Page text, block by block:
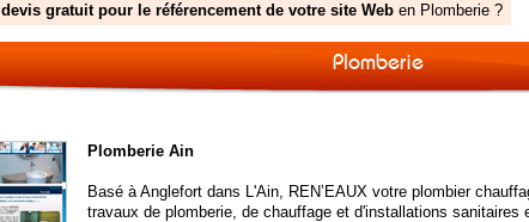
devis gratuit pour le référencement de votre site Weben Plomberie ?
Plomberie
Plomberie Ain
Basé à Anglefort dans L'Ain, REN’EAUX votre plombier
travaux de plomberie, de chauffage et d'installations sanitaires